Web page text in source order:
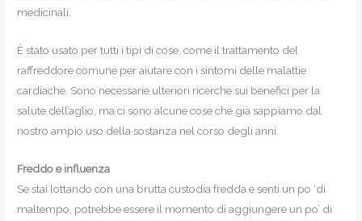
medicinali.
È stato usato per tutti i tipi di cose, come il trattamento del
raffreddore comune per aiutare con i sintomi delle malattie
cardiache. Sono necessarie ulteriori ricerche sui benefici per la
salute dell’aglio, ma ci sono alcune cose che già sappiamo dal
nostro ampio uso della sostanza nel corso degli anni.
Freddo e influenza
Se stai lottando con una brutta custodia fredda e senti un po ‘di
maltempo, potrebbe essere il momento di aggiungere un po’ di